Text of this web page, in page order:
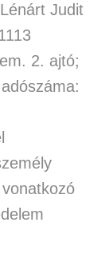
Judit
2. ajtó;